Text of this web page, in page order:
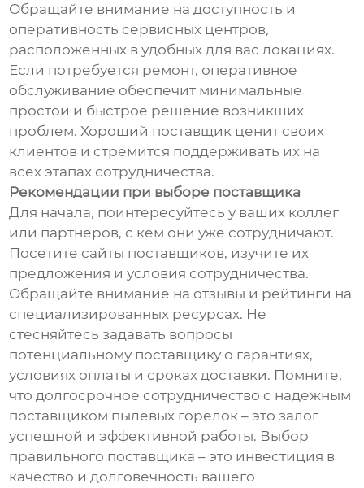
Обращайте внимание на доступность и
оперативность сервисных центров,
расположенных в удобных для вас локациях.
Если потребуется ремонт, оперативное
обслуживание обеспечит минимальные
простои и быстрое решение возникших
проблем. Хороший поставщик ценит своих
клиентов и стремится поддерживать их на
всех этапах сотрудничества.
Рекомендации при выборе поставщика
Для начала, поинтересуйтесь у ваших коллег
или партнеров, с кем они уже сотрудничают.
Посетите сайты поставщиков, изучите их
предложения и условия сотрудничества.
Обращайте внимание на отзывы и рейтинги на
специализированных ресурсах. Не
стесняйтесь задавать вопросы
потенциальному поставщику о гарантиях,
условиях оплаты и сроках доставки. Помните,
что долгосрочное сотрудничество с надежным
поставщиком пылевых горелок – это залог
успешной и эффективной работы. Выбор
правильного поставщика – это инвестиция в
качество и долговечность вашего